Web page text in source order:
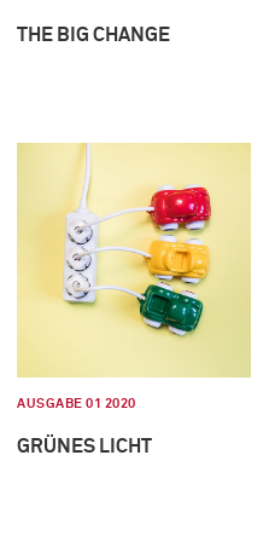
THE BIG CHANGE
AUSGABE 01 2020
GRÜNES LICHT